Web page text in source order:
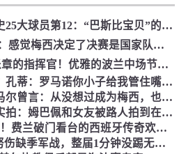
【英超】TA评曼联队史25大球员第12：“巴斯比宝贝”的绝佳
[迈阿密国际]帕雷德斯：感觉梅西决定了决赛是国家队最后一战，
【你怎么看？】蓝黑乐章的指挥官！优雅的波兰中场节拍器！
[体育头条]孔蒂去哪儿？孔蒂：罗马诺你小子给我管住嘴哈！
[阿根廷]无意复刻！亚马尔曾言：从没想过成为梅西，也不会穿他
[足球]迈阿密真好玩！实拍：姆巴佩和女友被路人拍到在夜店狂欢
[精彩资讯]仿佛错过1亿！费兰破门看台的西班牙传奇欢呼，拉莫
【集锦】0次出场！梅努伤缺季军战，整届1分钟没踢无缘世界杯首